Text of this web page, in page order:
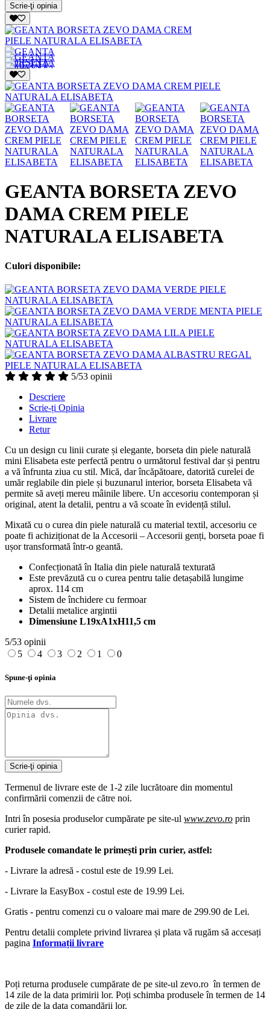
Scrie-ţi opinia
GEANTA BORSETA ZEVO
DAMA CREM PIELE
NATURALA ELISABETA
Culori disponibile:
5/53 opinii
Descriere
Scrie-ți Opinia
Livrare
Retur
Cu un design cu linii curate și elegante, borseta din piele naturală
mini Elisabeta este perfectă pentru o următorul festival dar și pentru
a vă înfrunta ziua cu stil. Mică, dar încăpătoare, datorită curelei de
umăr reglabile din piele și buzunarul interior, borseta Elisabeta vă
permite să aveți mereu mâinile libere. Un accesoriu contemporan și
original, atent la detalii, pentru a vă scoate în evidență stilul.
Mixată cu o curea din piele naturală cu material textil, accesoriu ce
poate fi achiziționat de la Accesorii – Accesorii genți, borseta poae fi
ușor transformată într-o geantă.
Confecționată în Italia din piele naturală texturată
Este prevăzută cu o curea pentru talie detașabilă lungime
aprox. 114 cm
Sistem de închidere cu fermoar
Detalii metalice argintii
Dimensiune L19xA1xH11,5 cm
5/53 opinii
5
4 3 2 1 0
Spune-ţi opinia
Scrie-ţi opinia
Termenul de livrare este de 1-2 zile lucrătoare din momentul
confirmării comenzii de către noi.
Intri în posesia produselor cumpărate pe site-ul www.zevo.ro prin
curier rapid.
Produsele comandate le primești prin curier, astfel:
- Livrare la adresă - costul este de 19.99 Lei.
- Livrare la EasyBox - costul este de 19.99 Lei.
Gratis - pentru comenzi cu o valoare mai mare de 299.90 de Lei.
Pentru detalii complete privind livrarea și plata vă rugăm să accesați
pagina Informații livrare
Poți returna produsele cumpărate de pe site-ul zevo.ro în termen de
14 zile de la data primirii lor. Poți schimba produsele în termen de 14
de zile de la data comandării lor.